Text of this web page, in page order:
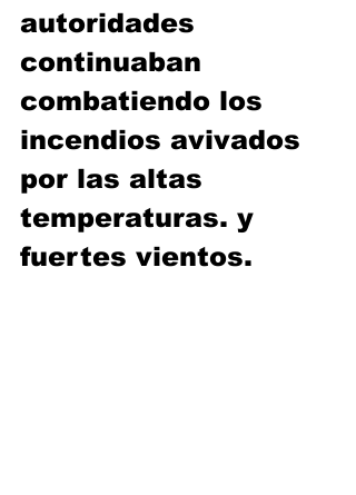
autoridades
continuaban
combatiendo los
incendios avivados
por las altas
temperaturas. y
fuertes vientos.